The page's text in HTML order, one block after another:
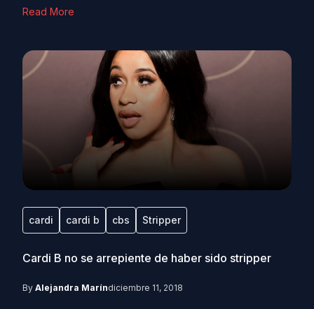
Read More
cardi cardi b cbs Stripper
Cardi B no se arrepiente de haber sido stripper
By Alejandra Maríndiciembre 11, 2018